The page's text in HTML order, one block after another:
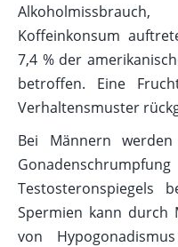
Koffeinkonsum
7,4 % der
betroffen. Eine
Verhaltensmuster
Bei Männern
Testosteronspiegels
Spermien kann durch
von